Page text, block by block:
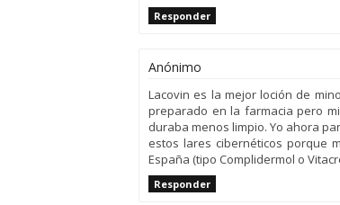
Responder
Anónimo
Lacovin es la mejor loción de
preparado en la farmacia pero
duraba menos limpio. Yo ahora
estos lares cibernéticos porque
España (tipo Complidermol o
Responder